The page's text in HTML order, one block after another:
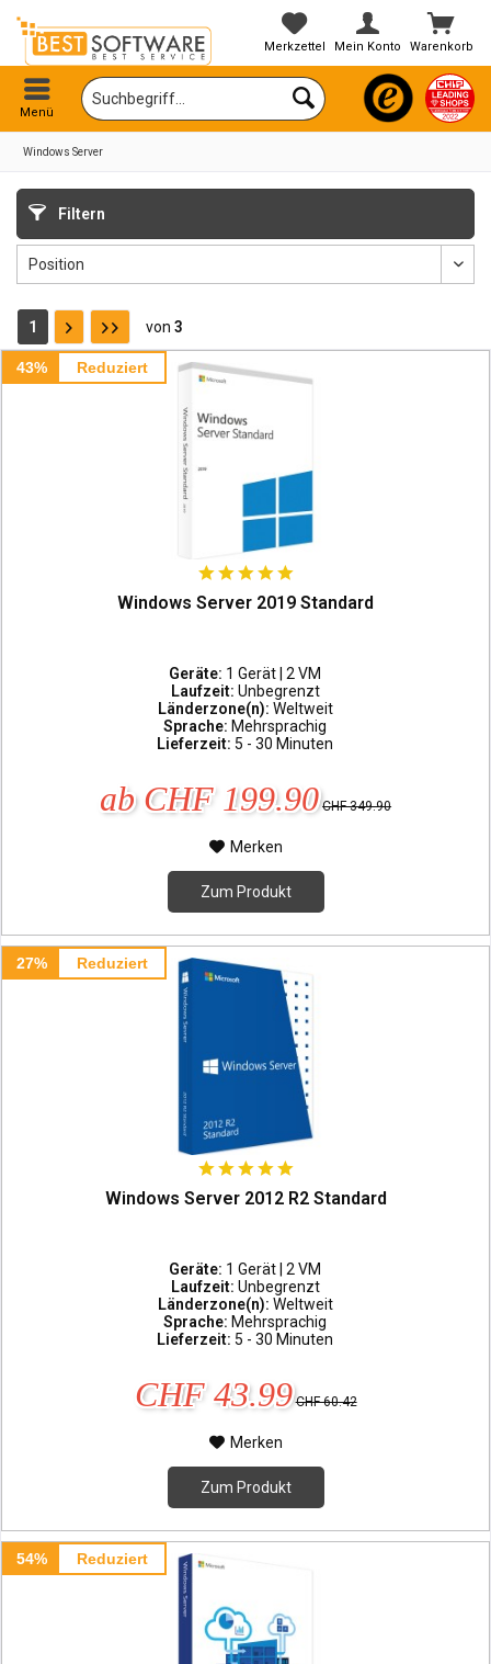
Warenkorb
Merkzettel Mein Konto
Menü
Windows Server
Filtern
1 von 3
43% Reduziert
Windows Server 2019 Standard
Geräte: 1 Gerät | 2 VM
Laufzeit: Unbegrenzt
Länderzone(n): Weltweit
Sprache: Mehrsprachig
Lieferzeit: 5 - 30 Minuten
ab CHF 199.90 CHF 349.90
Merken
Zum Produkt
27% Reduziert
Windows Server 2012 R2 Standard
Geräte: 1 Gerät | 2 VM
Laufzeit: Unbegrenzt
Länderzone(n): Weltweit
Sprache: Mehrsprachig
Lieferzeit: 5 - 30 Minuten
CHF 43.99 CHF 60.42
Merken
Zum Produkt
54% Reduziert